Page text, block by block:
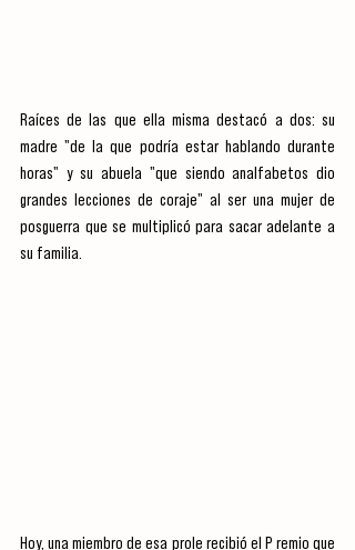
Raíces de las que ella misma destacó a dos: su
madre "de la que podría estar hablando durante
horas" y su abuela "que siendo analfabetos dio
grandes lecciones de coraje" al ser una mujer de
posguerra que se multiplicó para sacar adelante a
su familia.
Hoy, una miembro de esa prole recibió el P remio que